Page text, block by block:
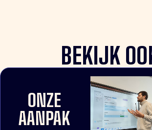
BEKIJK
ONZE
AANPAK